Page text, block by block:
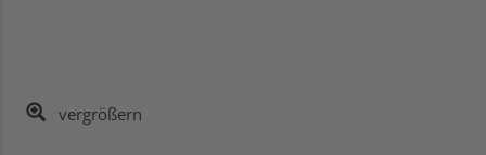
vergrößern